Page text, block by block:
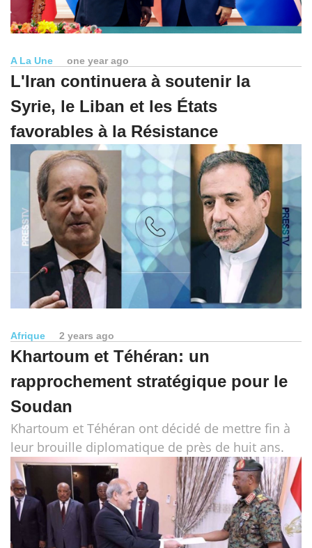
A La Une one year ago
L'Iran continuera à soutenir la
Syrie, le Liban et les États
favorables à la Résistance
Afrique 2 years ago
Khartoum et Téhéran: un
rapprochement stratégique pour le
Soudan
Khartoum et Téhéran ont décidé de mettre fin à
leur brouille diplomatique de près de huit ans.